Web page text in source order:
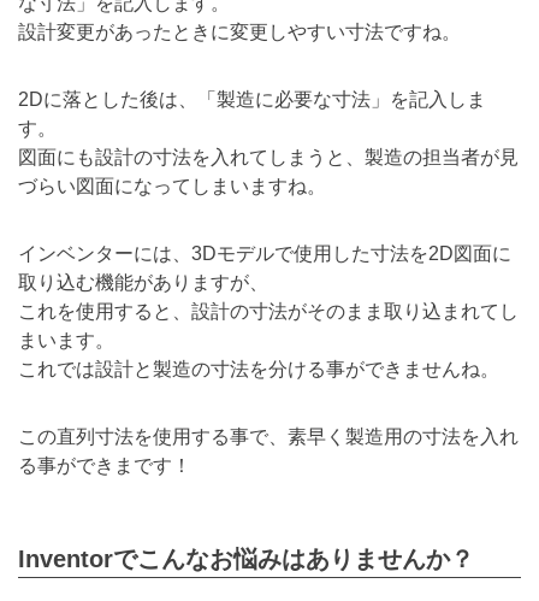
設計変更があったときに変更しやすい寸法ですね。
2Dに落とした後は、「製造に必要な寸法」を記入しま
す。
図面にも設計の寸法を入れてしまうと、製造の担当者が見
づらい図面になってしまいますね。
インベンターには、3Dモデルで使用した寸法を2D図面に
取り込む機能がありますが、
これを使用すると、設計の寸法がそのまま取り込まれてし
まいます。
これでは設計と製造の寸法を分ける事ができませんね。
この直列寸法を使用する事で、素早く製造用の寸法を入れ
る事ができまです！
Inventorでこんなお悩みはありませんか？